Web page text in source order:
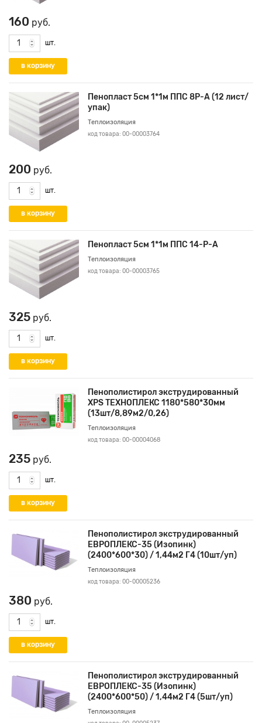
160 руб.
шт.
Пенопласт 5см 1*1м ППС 8Р-А (12 лист/
упак)
Теплоизоляция
код товара: 00-00003764
200 руб.
шт.
Пенопласт 5см 1*1м ППС 14-Р-А
Теплоизоляция
код товара: 00-00003765
325 руб.
шт.
Пенополистирол экструдированный
XPS ТЕХНОПЛЕКС 1180*580*30мм
(13шт/8,89м2/0,26)
Теплоизоляция
код товара: 00-00004068
235 руб.
шт.
Пенополистирол экструдированный
ЕВРОПЛЕКС-35 (Изопинк)
(2400*600*30) / 1,44м2 Г4 (10шт/уп)
Теплоизоляция
код товара: 00-00005236
380 руб.
шт.
Пенополистирол экструдированный
ЕВРОПЛЕКС-35 (Изопинк)
(2400*600*50) / 1,44м2 Г4 (5шт/уп)
Теплоизоляция